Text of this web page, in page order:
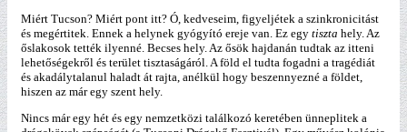
Miért Tucson? Miért pont itt? Ó, kedveseim, figyeljétek a szinkronicitást
és megértitek. Ennek a helynek gyógyító ereje van. Ez egy tiszta hely. Az
őslakosok tették ilyenné. Becses hely. Az ősök hajdanán tudtak az itteni
lehetőségekről és terület tisztaságáról. A föld el tudta fogadni a tragédiát
és akadálytalanul haladt át rajta, anélkül hogy beszennyezné a földet,
hiszen az már egy szent hely.
Nincs már egy hét és egy nemzetközi találkozó keretében ünneplitek a